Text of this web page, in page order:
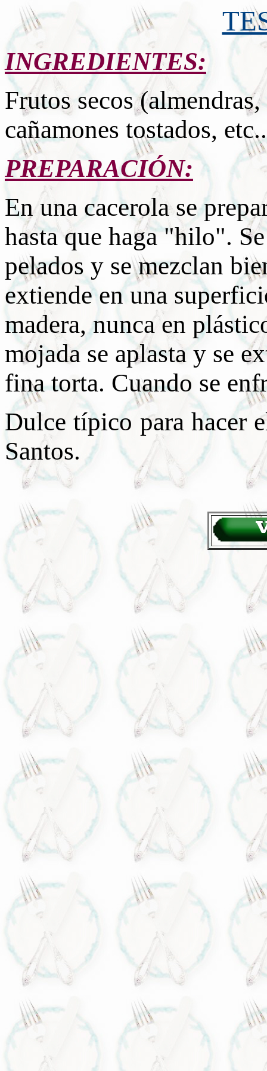
INGREDIENTES:
Frutos secos
cañamones tostados,
PREPARACIÓN:
En una cacerola se
hasta que haga "hilo".
pelados y se mezclan
extiende en una
madera, nunca en
mojada se aplasta y se
fina torta. Cuando se
Dulce típico para hacer
Santos.